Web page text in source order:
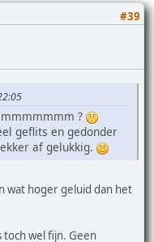
#39
?
geflits en gedonder
af gelukkig.
wat hoger geluid dan het
wel fijn. Geen